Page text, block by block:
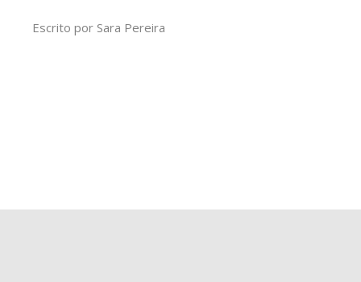
Escrito por Sara Pereira